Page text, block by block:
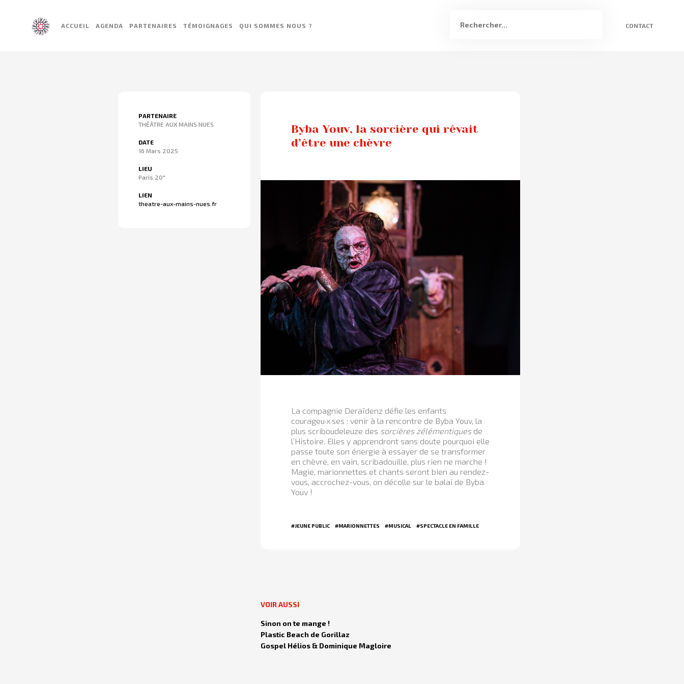
ACCUEIL AGENDA PARTENAIRES TÉMOIGNAGES QUI SOMMES NOUS ? CONTACT
PARTENAIRE
THÉÂTRE AUX MAINS NUES
DATE
16 Mars 2025
LIEU
Paris 20°
LIEN
theatre-aux-mains-nues.fr
Byba Youv, la sorcière qui rêvait
d’être une chèvre
La compagnie Deraïdenz défie les enfants
courageu·x·ses : venir à la rencontre de Byba Youv, la
plus scriboudeleuze des sorcières zélémentiquesde
l’Histoire. Elles y apprendront sans doute pourquoi elle
passe toute son énergie à essayer de se transformer
en chèvre, en vain, scribadouille, plus rien ne marche !
Magie, marionnettes et chants seront bien au rendez-
vous, accrochez-vous, on décolle sur le balai de Byba
Youv !
#JEUNE PUBLIC #MARIONNETTES #MUSICAL #SPECTACLE EN FAMILLE
VOIR AUSSI
Sinon on te mange !
Plastic Beach de Gorillaz
Gospel Hélios & Dominique Magloire